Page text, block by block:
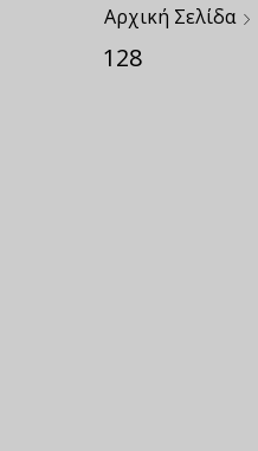
Αρχική Σελίδα
128